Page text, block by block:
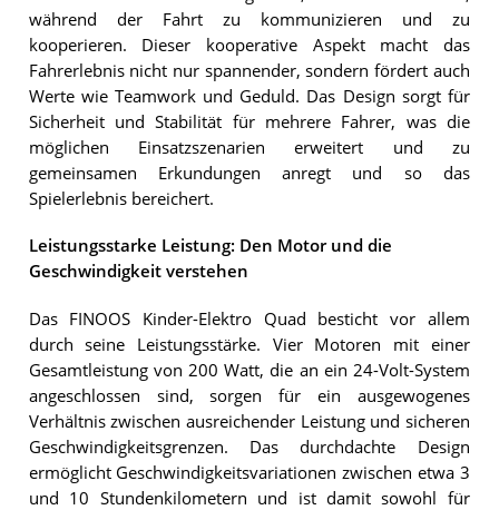
während der Fahrt zu kommunizieren und zu
kooperieren. Dieser kooperative Aspekt macht das
Fahrerlebnis nicht nur spannender, sondern fördert auch
Werte wie Teamwork und Geduld. Das Design sorgt für
Sicherheit und Stabilität für mehrere Fahrer, was die
möglichen Einsatzszenarien erweitert und zu
gemeinsamen Erkundungen anregt und so das
Spielerlebnis bereichert.
Leistungsstarke Leistung: Den Motor und die
Geschwindigkeit verstehen
Das FINOOS Kinder-Elektro Quad besticht vor allem
durch seine Leistungsstärke. Vier Motoren mit einer
Gesamtleistung von 200 Watt, die an ein 24-Volt-System
angeschlossen sind, sorgen für ein ausgewogenes
Verhältnis zwischen ausreichender Leistung und sicheren
Geschwindigkeitsgrenzen. Das durchdachte Design
ermöglicht Geschwindigkeitsvariationen zwischen etwa 3
und 10 Stundenkilometern und ist damit sowohl für